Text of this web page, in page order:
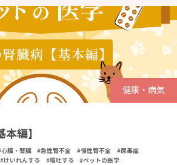
健康・病気
編】
心臓・腎臓 #急性腎不全 #慢性腎不全
#尿毒症
#けいれんする #嘔吐する #ペットの医学